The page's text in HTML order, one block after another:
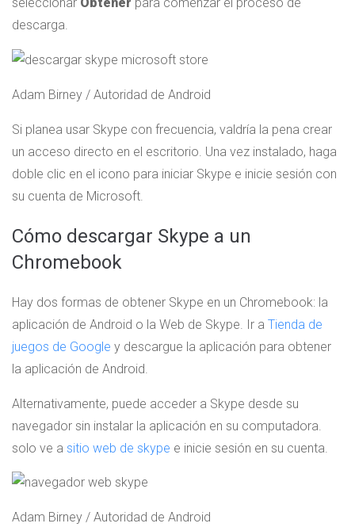
descarga.
Adam Birney / Autoridad de Android
Si planea usar Skype con frecuencia, valdría la pena crear
un acceso directo en el escritorio. Una vez instalado, haga
doble clic en el icono para iniciar Skype e inicie sesión con
su cuenta de Microsoft.
Cómo descargar Skype a un
Chromebook
Hay dos formas de obtener Skype en un Chromebook: la
aplicación de Android o la Web de Skype. Ir a Tienda de
juegos de Google y descargue la aplicación para obtener
la aplicación de Android.
Alternativamente, puede acceder a Skype desde su
navegador sin instalar la aplicación en su computadora.
solo ve a sitio web de skype e inicie sesión en su cuenta.
Adam Birney / Autoridad de Android